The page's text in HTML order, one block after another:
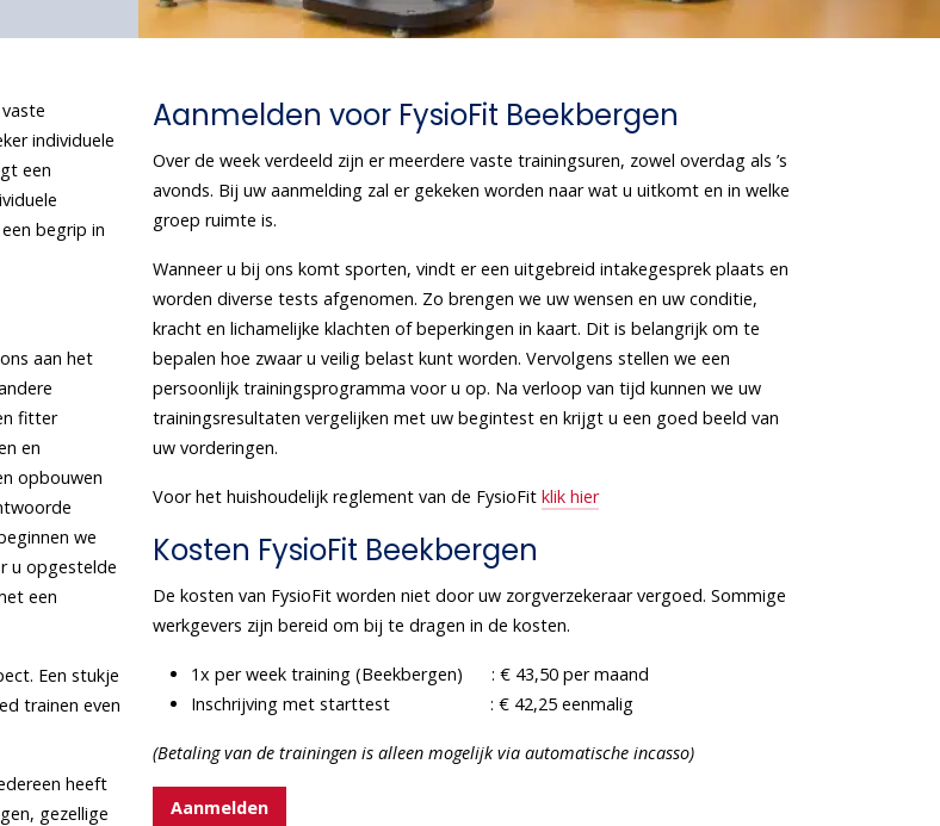
individuele
een
begrip in
aan het
fitter
en
opbouwen
we
u opgestelde
een
Een stukje
trainen even
heeft
gezellige
Aanmelden voor FysioFit Beekbergen
Over de week verdeeld zijn er meerdere vaste trainingsuren, zowel overdag als ’s
avonds. Bij uw aanmelding zal er gekeken worden naar wat u uitkomt en in welke
groep ruimte is.
Wanneer u bij ons komt sporten, vindt er een uitgebreid intakegesprek plaats en
worden diverse tests afgenomen. Zo brengen we uw wensen en uw conditie,
kracht en lichamelijke klachten of beperkingen in kaart. Dit is belangrijk om te
bepalen hoe zwaar u veilig belast kunt worden. Vervolgens stellen we een
persoonlijk trainingsprogramma voor u op. Na verloop van tijd kunnen we uw
trainingsresultaten vergelijken met uw begintest en krijgt u een goed beeld van
uw vorderingen.
Voor het huishoudelijk reglement van de FysioFit klik hier
Kosten FysioFit Beekbergen
De kosten van FysioFit worden niet door uw zorgverzekeraar vergoed. Sommige
werkgevers zijn bereid om bij te dragen in de kosten.
1x per week training (Beekbergen) : € 43,50 per maand
Inschrijving met starttest : € 42,25 eenmalig
(Betaling van de trainingen is alleen mogelijk via automatische incasso)
Aanmelden